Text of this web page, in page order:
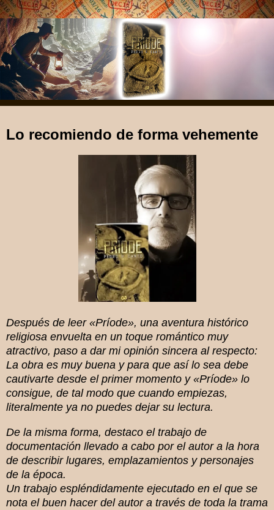
Lo recomiendo de forma vehemente
Después de leer «Príode», una aventura histórico
religiosa envuelta en un toque romántico muy
atractivo, paso a dar mi opinión sincera al respecto:
La obra es muy buena y para que así lo sea debe
cautivarte desde el primer momento y «Príode» lo
consigue, de tal modo que cuando empiezas,
literalmente ya no puedes dejar su lectura.
De la misma forma, destaco el trabajo de
documentación llevado a cabo por el autor a la hora
de describir lugares, emplazamientos y personajes
de la época.
Un trabajo espléndidamente ejecutado en el que se
nota el buen hacer del autor a través de toda la trama